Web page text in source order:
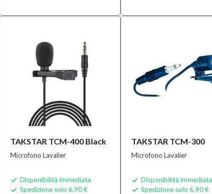
TAKSTAR TCM-400 Black
Microfono Lavalier
 Disponibilità immediata
 Spedizione solo 6,90 €
TAKSTAR TCM-300
Microfono Lavalier
 Disponibilità immediata
 Spedizione solo 6,90 €